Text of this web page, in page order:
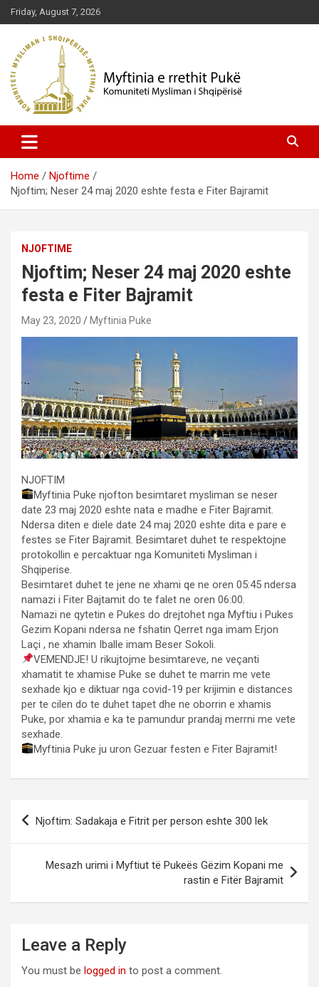
Skip
to
content
Friday, August 7, 2026
Myftinia Pukë | Faqja Zyrtare
Home
Njoftime
Njoftim; Neser 24 maj 2020 eshte festa e Fiter Bajramit
NJOFTIME
Njoftim; Neser 24 maj 2020 eshte
festa e Fiter Bajramit
May 23, 2020 Myftinia Puke
NJOFTIM
Myftinia Puke njofton besimtaret mysliman se neser
date 23 maj 2020 eshte nata e madhe e Fiter Bajramit.
Ndersa diten e diele date 24 maj 2020 eshte dita e pare e
festes se Fiter Bajramit. Besimtaret duhet te respektojne
protokollin e percaktuar nga Komuniteti Mysliman i
Shqiperise.
Besimtaret duhet te jene ne xhami qe ne oren 05:45 ndersa
namazi i Fiter Bajtamit do te falet ne oren 06:00.
Namazi ne qytetin e Pukes do drejtohet nga Myftiu i Pukes
Gezim Kopani ndersa ne fshatin Qerret nga imam Erjon
Laçi , ne xhamin Iballe imam Beser Sokoli.
VEMENDJE! U rikujtojme besimtareve, ne veçanti
xhamatit te xhamise Puke se duhet te marrin me vete
sexhade kjo e diktuar nga covid-19 per krijimin e distances
per te cilen do te duhet tapet dhe ne oborrin e xhamis
Puke, por xhamia e ka te pamundur prandaj merrni me vete
sexhade.
Myftinia Puke ju uron Gezuar festen e Fiter Bajramit!
Post
navigation
Njoftim: Sadakaja e Fitrit per person eshte 300 lek
Mesazh urimi i Myftiut të Pukeës Gëzim Kopani me
rastin e Fitër Bajramit
Leave a Reply
You must be logged in to post a comment.